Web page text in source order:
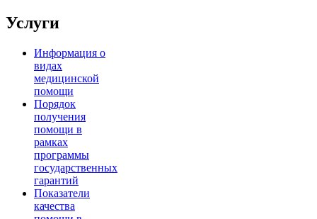
Услуги
Информация о
видах
медицинской
помощи
Порядок
получения
помощи в
рамках
программы
государственных
гарантий
Показатели
качества